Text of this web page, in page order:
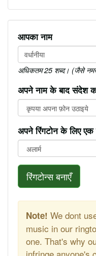
आपका नाम
अधिकतम 25 शब्द। (जैसे नमस्ते
अपने नाम के बाद संदेश
अपने रिंगटोन के लिए
रिंगटोन्स बनाएँ
Note! We dont
music in our
one. That's why
infringe anyone's